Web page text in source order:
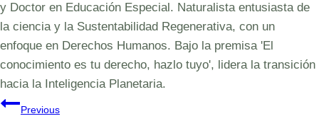
y Doctor en Educación Especial. Naturalista entusiasta de
la ciencia y la Sustentabilidad Regenerativa, con un
enfoque en Derechos Humanos. Bajo la premisa 'El
conocimiento es tu derecho, hazlo tuyo', lidera la transición
hacia la Inteligencia Planetaria.
Navegación
Previous